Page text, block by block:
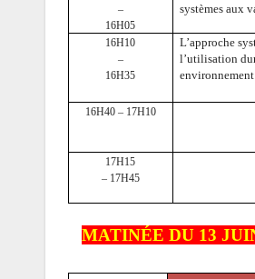
–
16H05
systèmes aux
16H10
–
16H35
L’approche
l’utilisation
16H40 – 17H10
17H15
– 17H45
MATINÉE DU 13